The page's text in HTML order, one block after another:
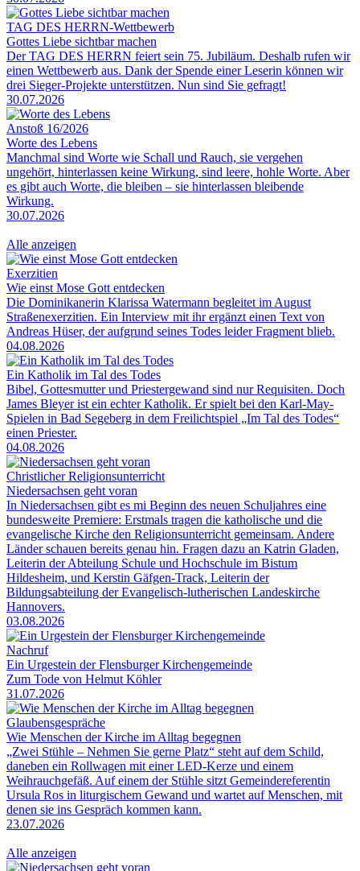
TAG DES HERRN-Wettbewerb
Gottes Liebe sichtbar machen
Der TAG DES HERRN feiert sein 75. Jubiläum. Deshalb rufen wir
einen Wettbewerb aus. Dank der Spende einer Leserin können wir
drei Sieger-Projekte unterstützen. Nun sind Sie gefragt!
30.07.2026
Anstoß 16/2026
Worte des Lebens
Manchmal sind Worte wie Schall und Rauch, sie vergehen
ungehört, hinterlassen keine Wirkung, sind leere, hohle Worte. Aber
es gibt auch Worte, die bleiben – sie hinterlassen bleibende
Wirkung.
30.07.2026
Alle anzeigen
Exerzitien
Wie einst Mose Gott entdecken
Die Dominikanerin Klarissa Watermann begleitet im August
Straßenexerzitien. Ein Interview mit ihr ergänzt einen Text von
Andreas Hüser, der aufgrund seines Todes leider Fragment blieb.
04.08.2026
Ein Katholik im Tal des Todes
Bibel, Gottesmutter und Priestergewand sind nur Requisiten. Doch
James Bleyer ist ein echter Katholik. Er spielt bei den Karl-May-
Spielen in Bad Segeberg in dem Freilichtspiel „Im Tal des Todes“
einen Priester.
04.08.2026
Christlicher Religionsunterricht
Niedersachsen geht voran
In Niedersachsen gibt es mi Beginn des neuen Schuljahres eine
bundesweite Premiere: Erstmals tragen die katholische und die
evangelische Kirche den Religionsunterricht gemeinsam. Andere
Länder schauen bereits genau hin. Fragen dazu an Katrin Gladen,
Leiterin der Abteilung Schule und Hochschule im Bistum
Hildesheim, und Kerstin Gäfgen-Track, Leiterin der
Bildungsabteilung der Evangelisch-lutherischen Landeskirche
Hannovers.
03.08.2026
Nachruf
Ein Urgestein der Flensburger Kirchengemeinde
Zum Tode von Helmut Köhler
31.07.2026
Glaubensgespräche
Wie Menschen der Kirche im Alltag begegnen
„Zwei Stühle – Nehmen Sie gerne Platz“ steht auf dem Schild,
daneben ein Rollwagen mit einer LED-Kerze und einem
Weihrauchgefäß. Auf einem der Stühle sitzt Gemeindereferentin
Ursula Ros in liturgischem Gewand und wartet auf Menschen, mit
denen sie ins Gespräch kommen kann.
23.07.2026
Alle anzeigen